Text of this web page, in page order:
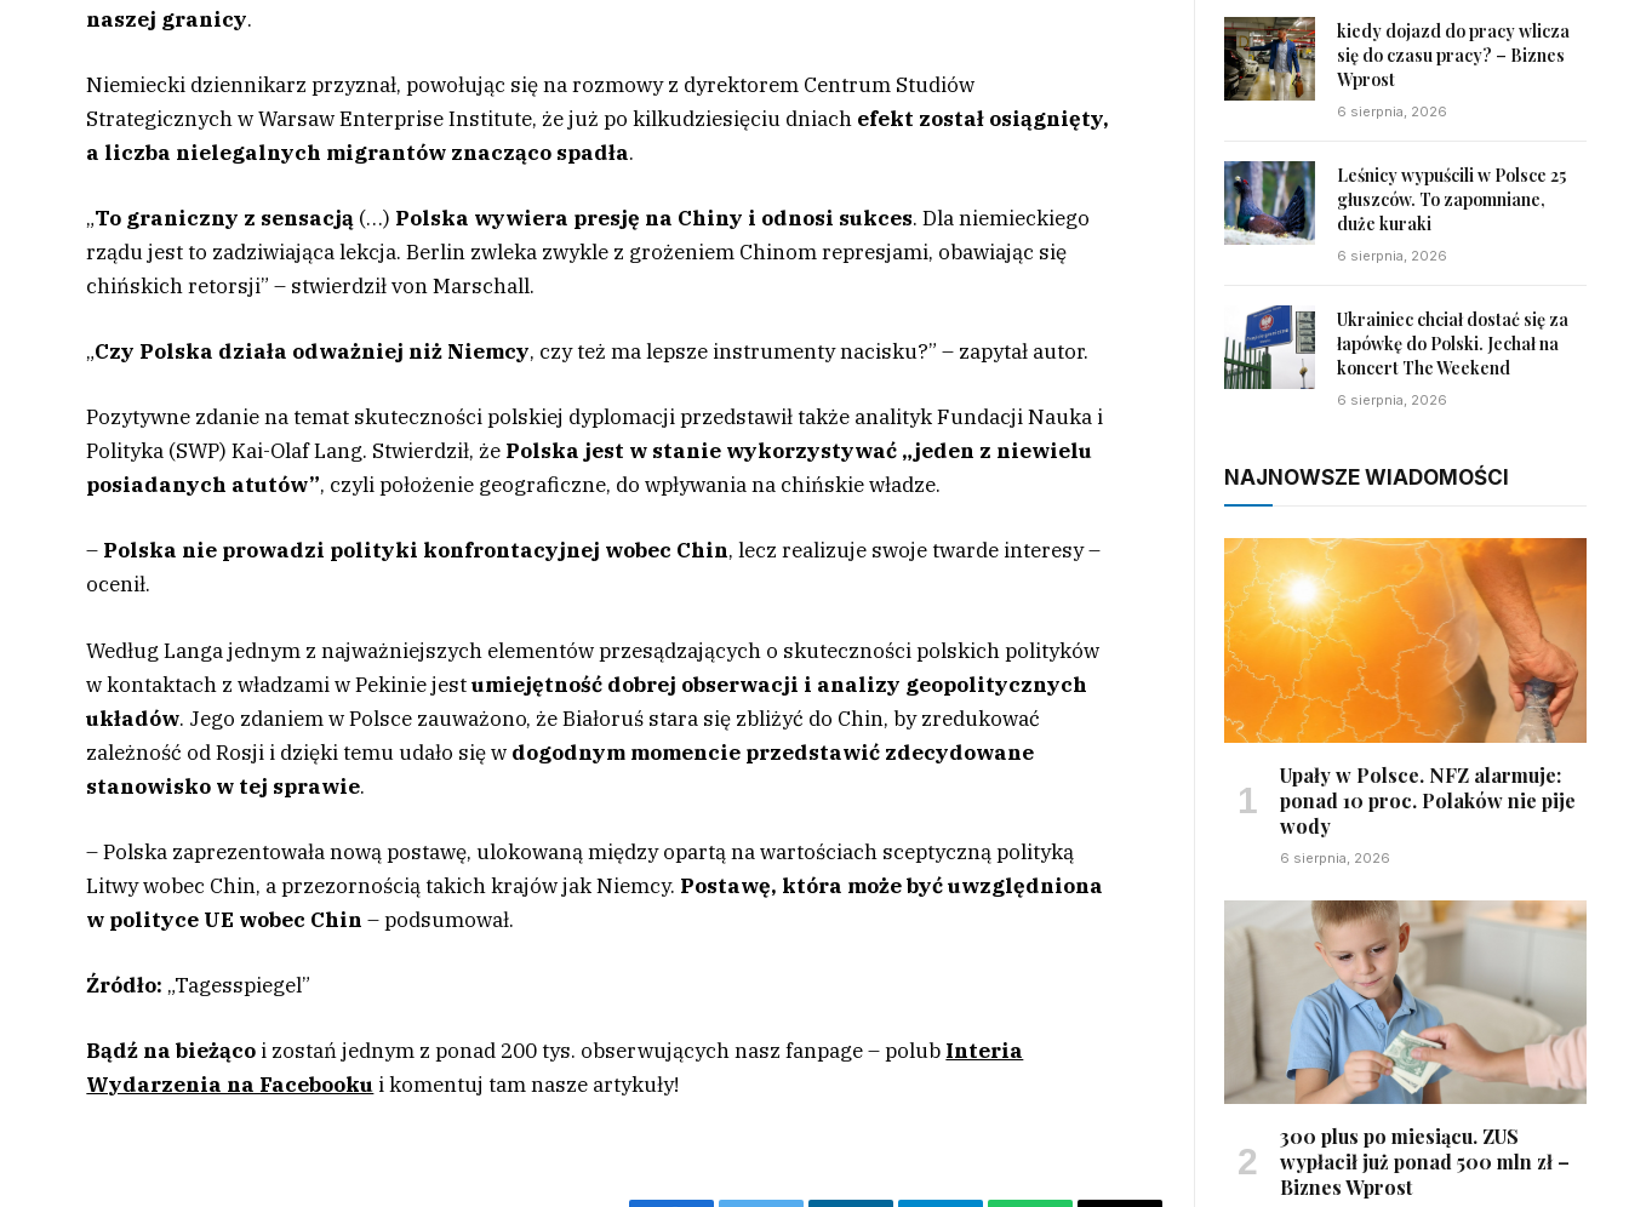
naszej granicy.
Niemiecki dziennikarz przyznał, powołując się na rozmowy z dyrektorem Centrum Studiów
Strategicznych w Warsaw Enterprise Institute, że już po kilkudziesięciu dniach efekt został osiągnięty,
a liczba nielegalnych migrantów znacząco spadła.
„To graniczny z sensacją (…) Polska wywiera presję na Chiny i odnosi sukces. Dla niemieckiego
rządu jest to zadziwiająca lekcja. Berlin zwleka zwykle z grożeniem Chinom represjami, obawiając się
chińskich retorsji” – stwierdził von Marschall.
„Czy Polska działa odważniej niż Niemcy, czy też ma lepsze instrumenty nacisku?” – zapytał autor.
Pozytywne zdanie na temat skuteczności polskiej dyplomacji przedstawił także analityk Fundacji Nauka i
Polityka (SWP) Kai-Olaf Lang. Stwierdził, że Polska jest w stanie wykorzystywać „jeden z niewielu
posiadanych atutów”, czyli położenie geograficzne, do wpływania na chińskie władze.
– Polska nie prowadzi polityki konfrontacyjnej wobec Chin, lecz realizuje swoje twarde interesy –
ocenił.
Według Langa jednym z najważniejszych elementów przesądzających o skuteczności polskich polityków
w kontaktach z władzami w Pekinie jestumiejętność dobrej obserwacji i analizy geopolitycznych
układów. Jego zdaniem w Polsce zauważono, że Białoruś stara się zbliżyć do Chin, by zredukować
zależność od Rosji i dzięki temu udało się w dogodnym momencie przedstawić zdecydowane
stanowisko w tej sprawie.
– Polska zaprezentowała nową postawę, ulokowaną między opartą na wartościach sceptyczną polityką
Litwy wobec Chin, a przezornością takich krajów jak Niemcy. Postawę, która może być uwzględniona
w polityce UE wobec Chin – podsumował.
Źródło: „Tagesspiegel”
Bądź na bieżąco i zostań jednym z ponad 200 tys. obserwujących nasz fanpage – polub Interia
Wydarzenia na Facebooku i komentuj tam nasze artykuły!
kiedy dojazd do pracy wlicza
się do czasu pracy? – Biznes
Wprost
6 sierpnia, 2026
Leśnicy wypuścili w Polsce 25
głuszców. To zapomniane,
duże kuraki
6 sierpnia, 2026
Ukrainiec chciał dostać się za
łapówkę do Polski. Jechał na
koncert The Weekend
6 sierpnia, 2026
NAJNOWSZE WIADOMOŚCI
Upały w Polsce. NFZ alarmuje:
ponad 10 proc. Polaków nie pije
wody
6 sierpnia, 2026
300 plus po miesiącu. ZUS
wypłacił już ponad 500 mln zł –
Biznes Wprost